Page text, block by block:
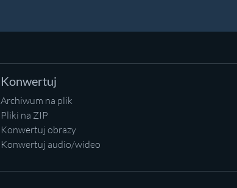
Konwertuj
Archiwum na plik
Pliki na ZIP
Konwertuj obrazy
Konwertuj audio/wideo